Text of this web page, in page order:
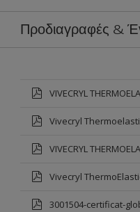
Προδιαγραφές &
VIVECRYL
Vivecryl
Vivecryl
3001504-certificat-